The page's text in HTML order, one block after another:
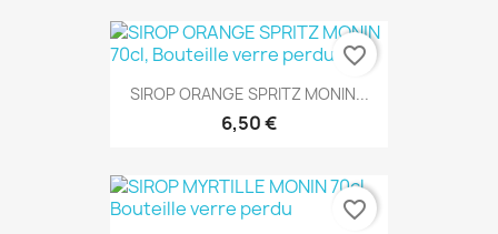
SIROP ORANGE SPRITZ MONIN...
6,50 €
favorite_border
favorite_border